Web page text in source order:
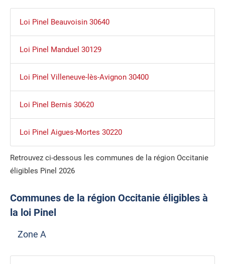
Loi Pinel Beauvoisin 30640
Loi Pinel Manduel 30129
Loi Pinel Villeneuve-lès-Avignon 30400
Loi Pinel Bernis 30620
Loi Pinel Aigues-Mortes 30220
Retrouvez ci-dessous les communes de la région Occitanie
éligibles Pinel 2026
Communes de la région Occitanie éligibles à
la loi Pinel
Zone A